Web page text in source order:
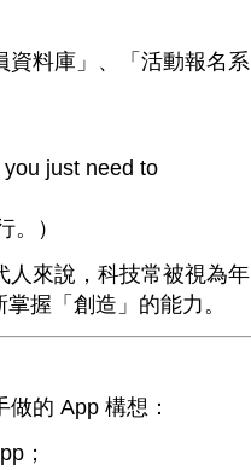
資料庫」、「活動報名系
just need to
。）
人來說，科技常被視為年
握「創造」的能力。
的 App 構想：
；